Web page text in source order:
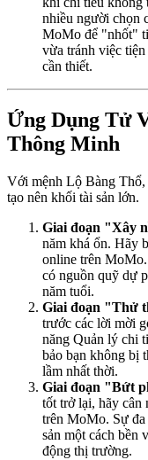
nhiều người chọn
MoMo để "nhốt"
vừa tránh việc
cần thiết.
Ứng Dụng Tử
Thông Minh
Với mệnh Lộ Bàng Thổ,
tạo nên khối tài sản lớn.
Giai đoạn "Xây
năm khá ổn. Hãy
online trên
có nguồn quỹ dự
năm tuổi.
Giai đoạn "Thử
trước các lời mời
năng Quản lý chi
bảo bạn không bị
lầm nhất thời.
Giai đoạn "Bứt
tốt trở lại, hãy cân
trên MoMo. Sự đa
sản một cách bền
động thị trường.